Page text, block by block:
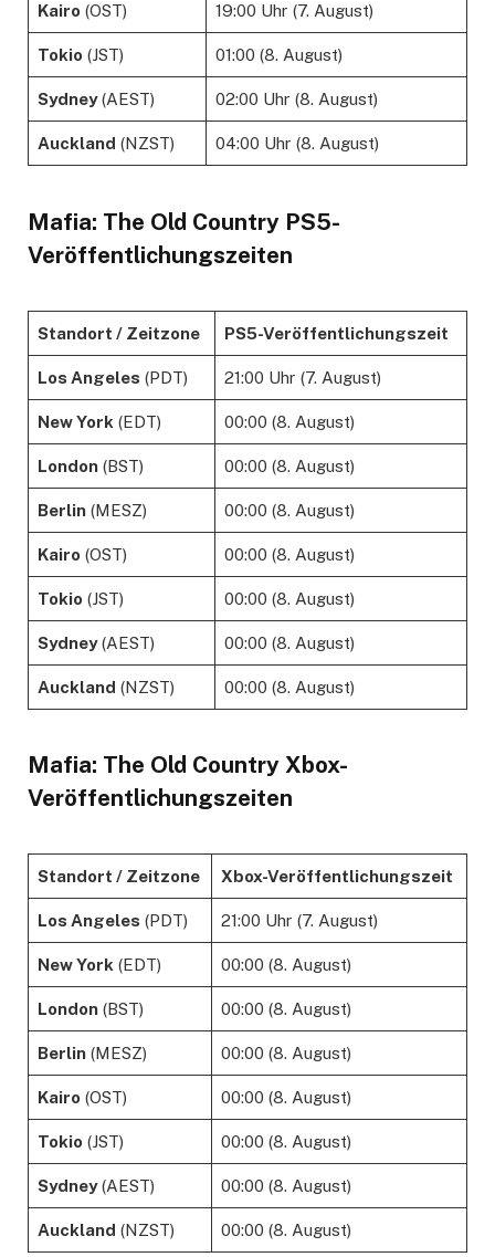
Kairo (OST) 19:00 Uhr (7. August)
Tokio (JST) 01:00 (8. August)
Sydney(AEST) 02:00 Uhr (8. August)
Auckland (NZST) 04:00 Uhr (8. August)
Mafia: The Old Country PS5-
Veröffentlichungszeiten
Standort / Zeitzone PS5-Veröffentlichungszeit
Los Angeles (PDT) 21:00 Uhr (7. August)
New York (EDT) 00:00 (8. August)
London(BST) 00:00 (8. August)
Berlin(MESZ) 00:00 (8. August)
Kairo (OST) 00:00 (8. August)
Tokio (JST) 00:00 (8. August)
Sydney(AEST) 00:00 (8. August)
Auckland (NZST) 00:00 (8. August)
Mafia: The Old Country Xbox-
Veröffentlichungszeiten
Standort / Zeitzone Xbox-Veröffentlichungszeit
Los Angeles (PDT) 21:00 Uhr (7. August)
New York (EDT) 00:00 (8. August)
London(BST) 00:00 (8. August)
Berlin(MESZ) 00:00 (8. August)
Kairo (OST) 00:00 (8. August)
Tokio (JST) 00:00 (8. August)
Sydney(AEST) 00:00 (8. August)
Auckland (NZST) 00:00 (8. August)